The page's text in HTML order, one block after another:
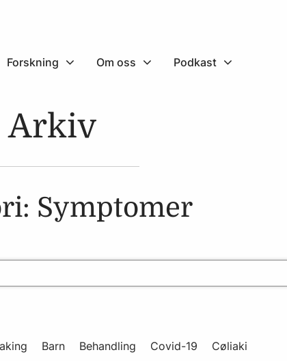
Forskning Om oss Podkast
Arkiv
Symptomer
Barn Behandling Covid-19
Cøliaki